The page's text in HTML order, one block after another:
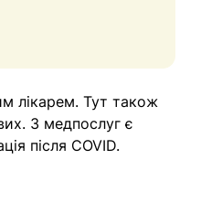
лікарем. Тут також
З медпослуг є
після COVID.